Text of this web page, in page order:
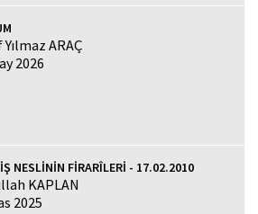
Yılmaz ARAÇ
2026
NESLİNİN FİRARÎLERİ - 17.02.2010
KAPLAN
2025